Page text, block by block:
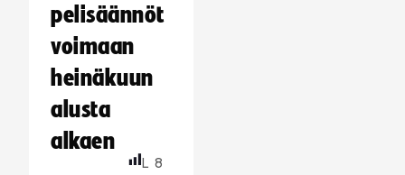
pelisäännöt
voimaan
heinäkuun
alusta
alkaen
L 8